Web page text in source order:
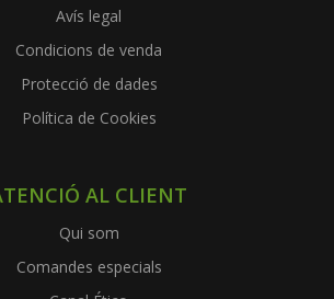
Avís legal
Condicions de venda
Protecció de dades
Política de Cookies
AL CLIENT
Qui som
Comandes especials